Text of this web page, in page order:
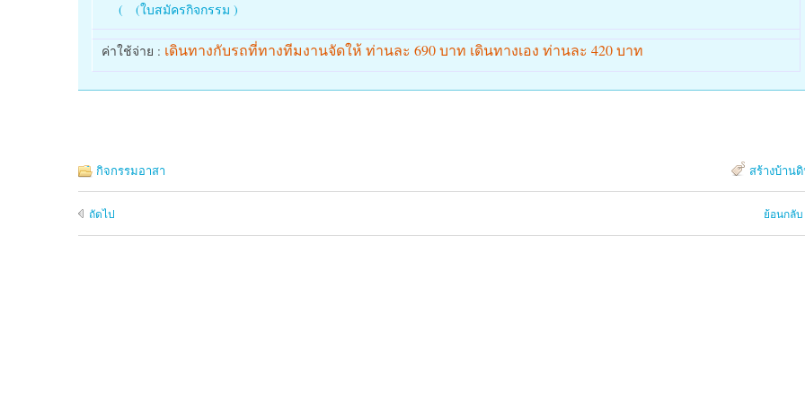
( (ใบสมัครกิจกรรม )
ค่าใช้จ่าย : เดินทางกับรถที่ทางทีมงานจัดให้ ท่านละ 690 บาท เดินทางเอง ท่านละ 420 บาท
กิจกรรมอาสา สร้างบ้าน
ถัดไป ย้อนกลับ